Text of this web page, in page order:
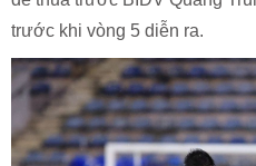
trước khi vòng 5 diễn ra.